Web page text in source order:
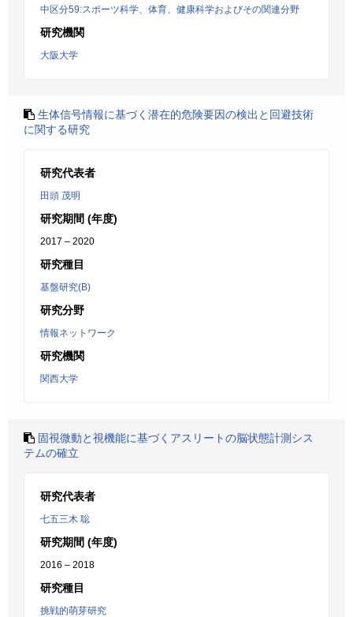
中区分59:スポーツ科学、体育、健康科学およびその関連分野
研究機関
大阪大学
生体信号情報に基づく潜在的危険要因の検出と回避技術
に関する研究
研究代表者
田頭 茂明
研究期間 (年度)
2017 – 2020
研究種目
基盤研究(B)
研究分野
情報ネットワーク
研究機関
関西大学
固視微動と視機能に基づくアスリートの脳状態計測シス
テムの確立
研究代表者
七五三木 聡
研究期間 (年度)
2016 – 2018
研究種目
挑戦的萌芽研究